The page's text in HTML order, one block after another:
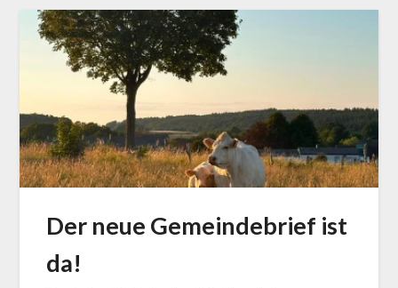
Der neue Gemeindebrief ist
da!